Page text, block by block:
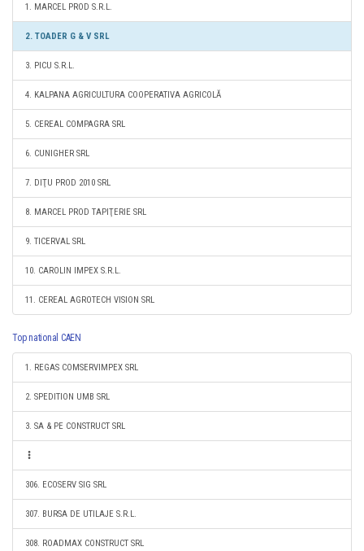
1. MARCEL PROD S.R.L.
2. TOADER G & V SRL
3. PICU S.R.L.
4. KALPANA AGRICULTURA COOPERATIVA AGRICOLĂ
5. CEREAL COMPAGRA SRL
6. CUNIGHER SRL
7. DIŢU PROD 2010 SRL
8. MARCEL PROD TAPIŢERIE SRL
9. TICERVAL SRL
10. CAROLIN IMPEX S.R.L.
11. CEREAL AGROTECH VISION SRL
Top national CAEN
1. REGAS COMSERVIMPEX SRL
2. SPEDITION UMB SRL
3. SA & PE CONSTRUCT SRL
306. ECOSERV SIG SRL
307. BURSA DE UTILAJE S.R.L.
308. ROADMAX CONSTRUCT SRL